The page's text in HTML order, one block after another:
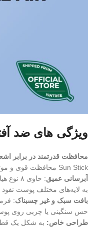
ویژگی های ضد
محافظت قدرتمند در برابر
Sun Stick محافظت قوی و موثری در برابر اشعه UVA و UVB ارائه می دهد.
آبرسانی عمیق
: حاوی
به لایه‌های مختلف پوست
بافت سبک و غیر چسبناک:
حس سنگینی یا چربی روی
طراحی خاص: به شکل یک